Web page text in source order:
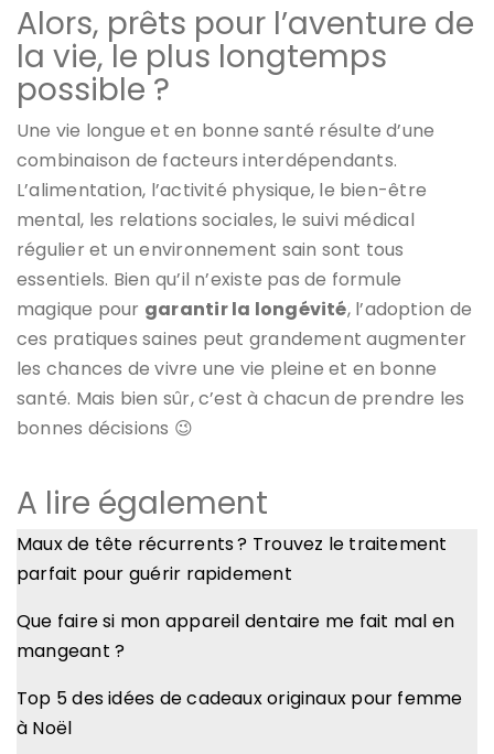
Alors, prêts pour l’aventure de
la vie, le plus longtemps
possible ?
Une vie longue et en bonne santé résulte d’une
combinaison de facteurs interdépendants.
L’alimentation, l’activité physique, le bien-être
mental, les relations sociales, le suivi médical
régulier et un environnement sain sont tous
essentiels. Bien qu’il n’existe pas de formule
magique pour garantir la longévité, l’adoption de
ces pratiques saines peut grandement augmenter
les chances de vivre une vie pleine et en bonne
santé. Mais bien sûr, c’est à chacun de prendre les
bonnes décisions 😉
A lire également
Maux de tête récurrents ? Trouvez le traitement
parfait pour guérir rapidement
Que faire si mon appareil dentaire me fait mal en
mangeant ?
Top 5 des idées de cadeaux originaux pour femme
à Noël